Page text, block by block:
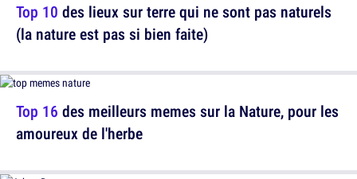
Top 10 des lieux sur terre qui ne sont pas naturels
(la nature est pas si bien faite)
Top 16 des meilleurs memes sur la Nature, pour les
amoureux de l'herbe